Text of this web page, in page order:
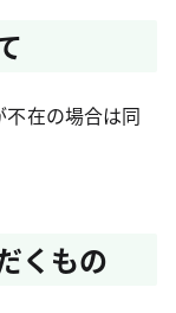
在の場合は同
くもの